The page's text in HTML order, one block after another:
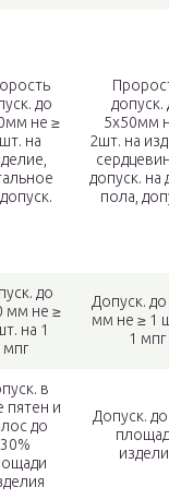
до
не ≥
на
допуск.
5х50мм
2шт. на
допуск. на
пола,
до
мм не ≥
на 1
мпг
Допуск.
мм не ≥ 1
1 мпг
в
пятен и
до
30%
Допуск.